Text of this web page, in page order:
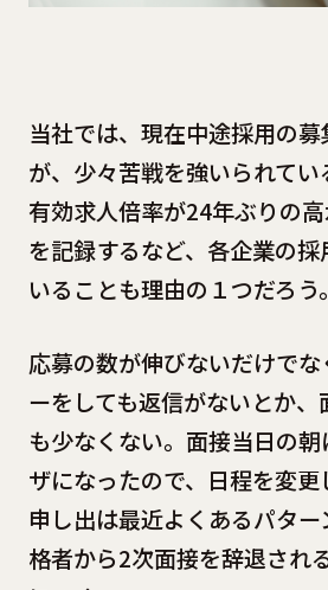
当社では、現在中途採用の
が、少々苦戦を強いられて
有効求人倍率が24年ぶりの
を記録するなど、各企業の
いることも理由の１つだろう。
応募の数が伸びないだけで
ーをしても返信がないとか
も少なくない。面接当日の
ザになったので、日程を変
申し出は最近よくあるパタ
格者から2次面接を辞退され